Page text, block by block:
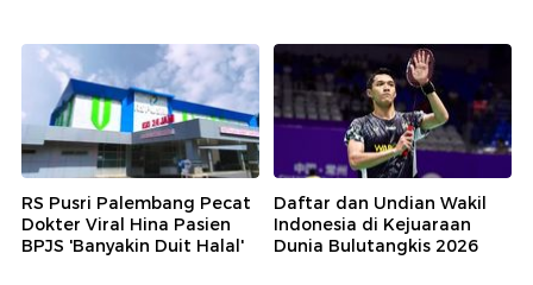
RS Pusri Palembang Pecat
Dokter Viral Hina Pasien
BPJS 'Banyakin Duit Halal'
Daftar dan Undian Wakil
Indonesia di Kejuaraan
Dunia Bulutangkis 2026